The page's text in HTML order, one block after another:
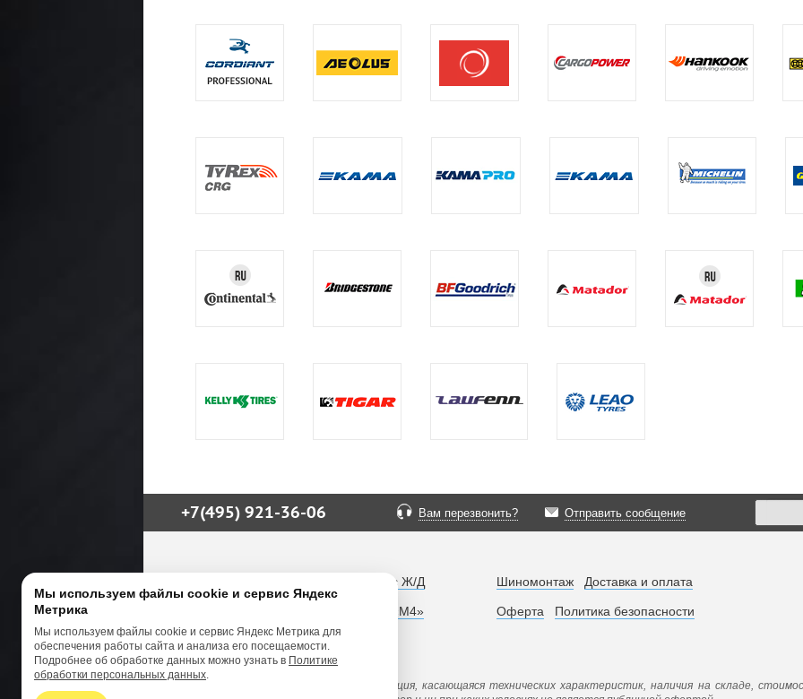
+7(495) 921-36-06 Вам перезвонить? Отправить сообщение
М.О., Алабино, А-107, развязка с Ж/Д
М.О., Каширское ш., Технопарк «М4»
info@9213606.ru
Шиномонтаж Доставка и оплата
Оферта Политика безопасности
Вся представленная на сайте информация, касающаяся технических характеристик, наличия на складе,
Мы используем файлы cookie и сервис Яндекс
Метрика
Мы используем файлы cookie и сервис Яндекс Метрика для
обеспечения работы сайта и анализа его посещаемости.
Подробнее об обработке данных можно узнать в Политике
обработки персональных данных.